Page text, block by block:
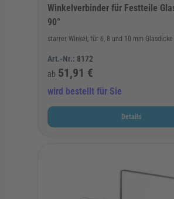
Winkelverbinder für Festteile
90°
starrer Winkel; für 6, 8 und 10 mm Glasdicke
Art.-Nr.: 8172
ab 51,91 €
wird bestellt für Sie
Details